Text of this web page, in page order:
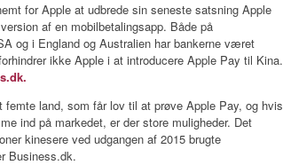
for Apple at udbrede sin seneste satsning Apple
af en mobilbetalingsapp. Både på
og i England og Australien har bankerne været
ikke Apple i at introducere Apple Pay til Kina.
femte land, som får lov til at prøve Apple Pay, og hvis
ind på markedet, er der store muligheder. Det
kinesere ved udgangen af 2015 brugte
Business.dk.